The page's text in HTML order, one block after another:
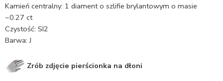
Kamień centralny: 1 diament o szlifie brylantowym o masie
~0.27 ct
Czystość: SI2
Barwa: J
Zrób zdjęcie pierścionka na dłoni